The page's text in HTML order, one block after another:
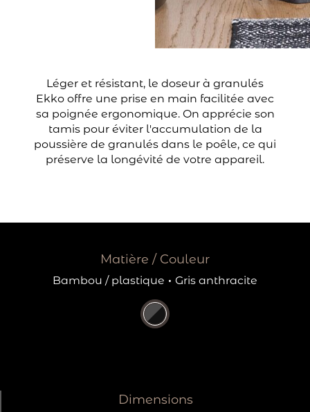
Léger et résistant, le doseur à granulés
Ekko offre une prise en main facilitée avec
sa poignée ergonomique. On apprécie son
tamis pour éviter l'accumulation de la
poussière de granulés dans le poêle, ce qui
préserve la longévité de votre appareil.
Matière / Couleur
Bambou / plastique · Gris anthracite
Dimensions